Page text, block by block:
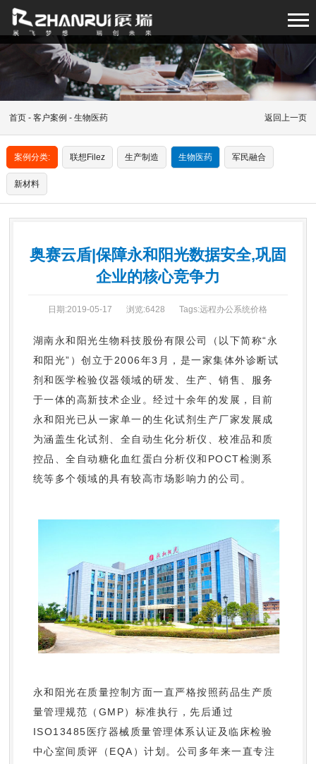
返回上一页
首页 -客户案例 - 生物医药
案例分类: 联想Filez 生产制造 生物医药 军民融合
新材料
奥赛云盾|保障永和阳光数据安全,巩固
企业的核心竞争力
日期:2019-05-17 浏览:6428 Tags:远程办公系统价格
湖南永和阳光生物科技股份有限公司（以下简称“永
和阳光”）创立于2006年3月，是一家集体外诊断试
剂和医学检验仪器领域的研发、生产、销售、服务
于一体的高新技术企业。经过十余年的发展，目前
永和阳光已从一家单一的生化试剂生产厂家发展成
为涵盖生化试剂、全自动生化分析仪、校准品和质
控品、全自动糖化血红蛋白分析仪和POCT检测系
统等多个领域的具有较高市场影响力的公司。
永和阳光在质量控制方面一直严格按照药品生产质
量管理规范（GMP）标准执行，先后通过
ISO13485医疗器械质量管理体系认证及临床检验
中心室间质评（EQA）计划。公司多年来一直专注